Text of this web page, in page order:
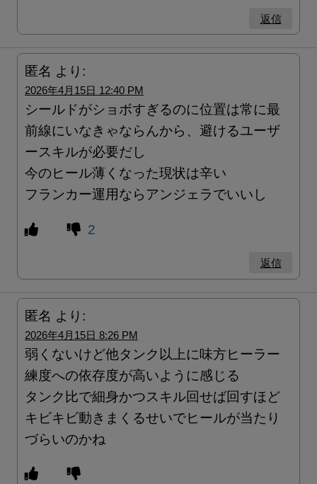
返信
匿名 より:
2026年4月15日 12:40 PM
シールドがショボすぎるのに位置は常に最
前線にいなきゃならんから、避けるユーザ
ースキルが必要だし
今のヒール薄くなった現状は辛い
フランカー運用ならアンジェラでいいし
2
返信
匿名 より:
2026年4月15日 8:26 PM
弱くないけど他タンク以上に味方ヒーラー
練度への依存度が高いように感じる
タンク比で細身かつスキル回せば回すほど
キビキビ動きまくるせいでヒールが当たり
づらいのかね